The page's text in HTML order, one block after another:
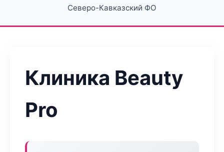
Северо-Кавказский ФО
Клиника Beauty
Pro